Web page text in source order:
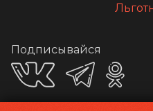
Подписывайся